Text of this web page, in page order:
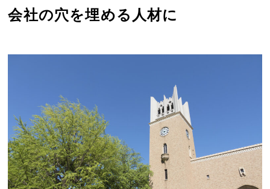
会社の穴を埋める人材に